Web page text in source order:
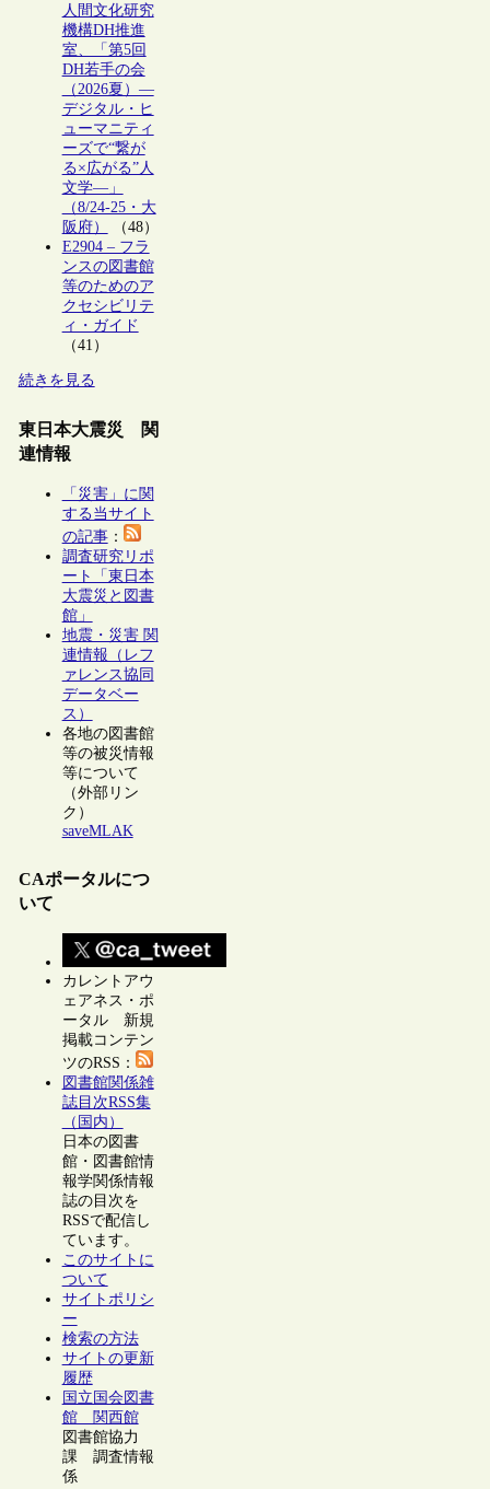
人間文化研究
機構DH推進
室、「第5回
DH若手の会
（2026夏）―
デジタル・ヒ
ューマニティ
ーズで“繋が
る×広がる”人
文学―」
（8/24-25・大
阪府）
（48）
E2904 – フラ
ンスの図書館
等のためのア
クセシビリテ
ィ・ガイド
（41）
続きを見る
東日本大震災 関
連情報
「災害」に関
する当サイト
の記事：
調査研究リポ
ート「東日本
大震災と図書
館」
地震・災害 関
連情報（レフ
ァレンス協同
データベー
ス）
各地の図書館
等の被災情報
等について
（外部リン
ク）
saveMLAK
CAポータルにつ
いて
カレントアウ
ェアネス・ポ
ータル 新規
掲載コンテン
ツのRSS：
図書館関係雑
誌目次RSS集
（国内）
日本の図書
館・図書館情
報学関係情報
誌の目次を
RSSで配信し
ています。
このサイトに
ついて
サイトポリシ
ー
検索の方法
サイトの更新
履歴
国立国会図書
館 関西館
図書館協力
課 調査情報
係